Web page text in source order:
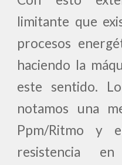
limitante que
procesos
haciendo la
este sentido.
notamos una
Ppm/Ritmo y
resistencia